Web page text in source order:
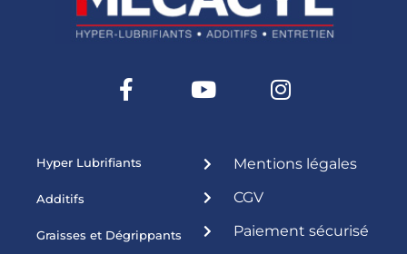
Hyper Lubrifiants
Additifs
Graisses et Dégrippants
Mentions légales
CGV
Paiement sécurisé